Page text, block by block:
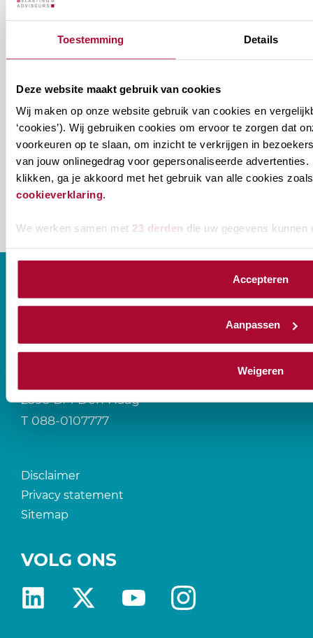
Toestemming Details
Deze website maakt gebruik van cookies
Wij maken op onze website gebruik van cookies en
‘cookies’). Wij gebruiken cookies om ervoor te zorgen dat
voorkeuren op te slaan, om inzicht te verkrijgen in
van jouw onlinegedrag voor gepersonaliseerde advertenties.
klikken, ga je akkoord met het gebruik van alle cookies
cookieverklaring.
We werken samen met 23 derden die uw gegevens kunnen
Accepteren
Aanpassen
Weigeren
E-mailadres
naam@bedrijf.nl
Welke
nieuwsbrieven
zou
je
ontvangen?
2595 BM Den Haag
T 088-0107777
Disclaimer
Privacy statement
Sitemap
VOLG ONS